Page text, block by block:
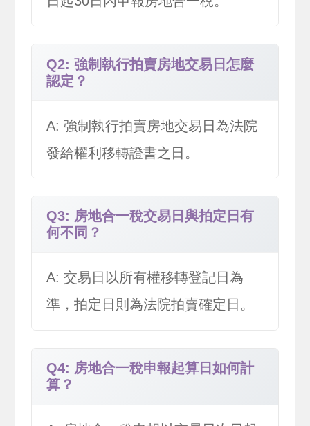
Q2: 強制執行拍賣房地交易日怎麼
認定？
A: 強制執行拍賣房地交易日為法院
發給權利移轉證書之日。
Q3: 房地合一稅交易日與拍定日有
何不同？
A: 交易日以所有權移轉登記日為
準，拍定日則為法院拍賣確定日。
Q4: 房地合一稅申報起算日如何計
算？